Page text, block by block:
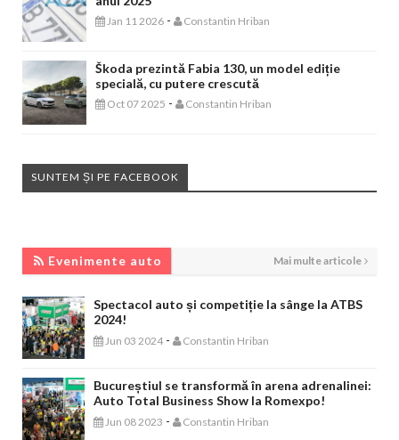
Jan 11 2026 - Constantin Hriban
Škoda prezintă Fabia 130, un model ediție
specială, cu putere crescută
Oct 07 2025 - Constantin Hriban
SUNTEM ȘI PE FACEBOOK
Evenimente auto Mai multe articole
Spectacol auto și competiție la sânge la ATBS
2024!
Jun 03 2024 - Constantin Hriban
Bucureștiul se transformă în arena adrenalinei:
Auto Total Business Show la Romexpo!
Jun 08 2023 - Constantin Hriban